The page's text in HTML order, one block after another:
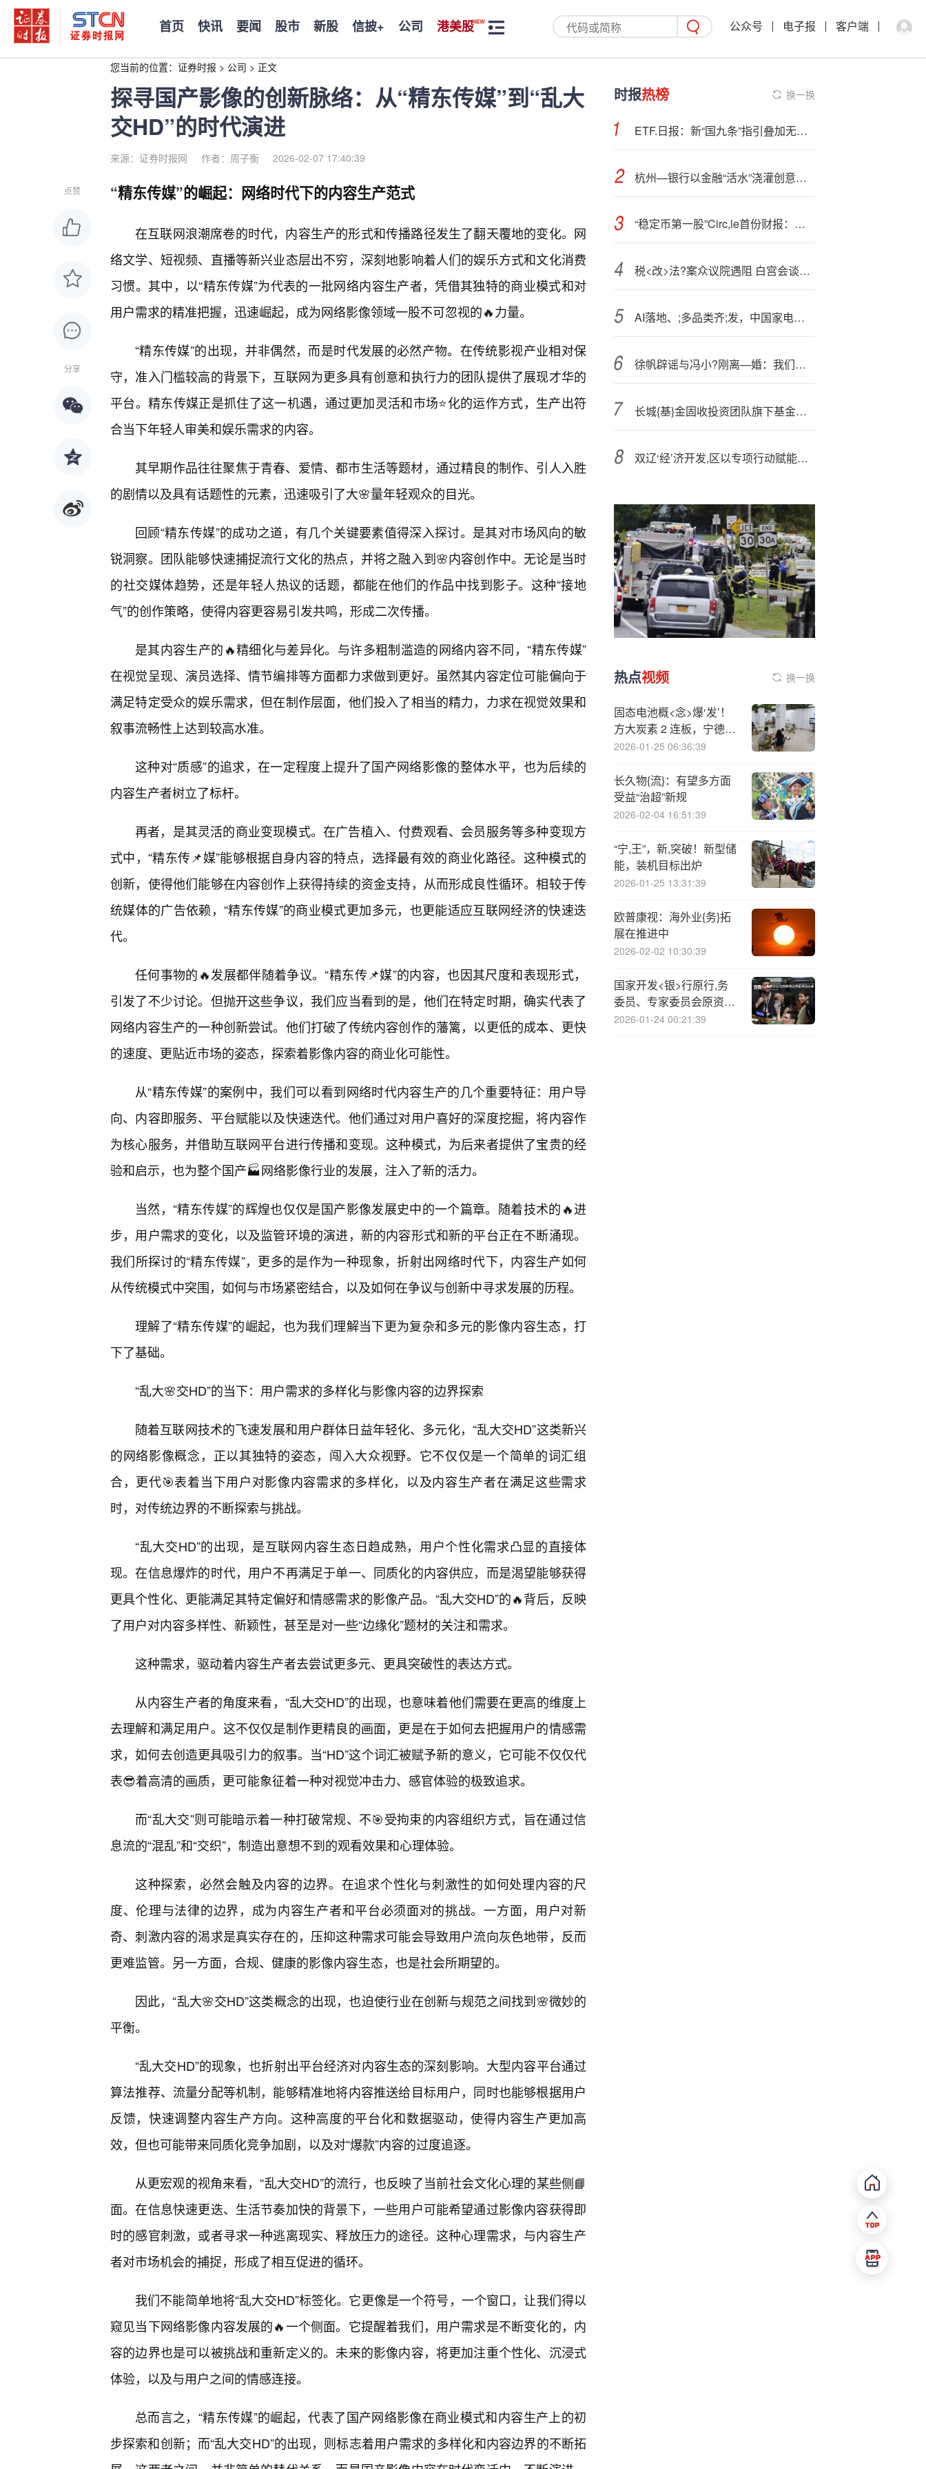
首页 快讯 要闻 股市 新股 信披+ 公司 港美股 公众号 电子报 客户端
您当前的位置： 证券时报 > 公司 > 正文
探寻国产影像的创新脉络：从“精东传媒”到“乱大
交HD”的时代演进
来源：证券时报网 作者：周子衡 2026-02-07 17:40:39
点赞
分享
“精东传媒”的崛起：网络时代下的内容生产范式
在互联网浪潮席卷的时代，内容生产的形式和传播路径发生了翻天覆地的变化。网
络文学、短视频、直播等新兴业态层出不穷，深刻地影响着人们的娱乐方式和文化消费
习惯。其中，以“精东传媒”为代表的一批网络内容生产者，凭借其独特的商业模式和对
用户需求的精准把握，迅速崛起，成为网络影像领域一股不可忽视的🔥力量。
“精东传媒”的出现，并非偶然，而是时代发展的必然产物。在传统影视产业相对保
守，准入门槛较高的背景下，互联网为更多具有创意和执行力的团队提供了展现才华的
平台。精东传媒正是抓住了这一机遇，通过更加灵活和市场⭐化的运作方式，生产出符
合当下年轻人审美和娱乐需求的内容。
其早期作品往往聚焦于青春、爱情、都市生活等题材，通过精良的制作、引人入胜
的剧情以及具有话题性的元素，迅速吸引了大🌸量年轻观众的目光。
回顾“精东传媒”的成功之道，有几个关键要素值得深入探讨。是其对市场风向的敏
锐洞察。团队能够快速捕捉流行文化的热点，并将之融入到🌸内容创作中。无论是当时
的社交媒体趋势，还是年轻人热议的话题，都能在他们的作品中找到影子。这种“接地
气”的创作策略，使得内容更容易引发共鸣，形成二次传播。
是其内容生产的🔥精细化与差异化。与许多粗制滥造的网络内容不同，“精东传媒”
在视觉呈现、演员选择、情节编排等方面都力求做到更好。虽然其内容定位可能偏向于
满足特定受众的娱乐需求，但在制作层面，他们投入了相当的精力，力求在视觉效果和
叙事流畅性上达到较高水准。
这种对“质感”的追求，在一定程度上提升了国产网络影像的整体水平，也为后续的
内容生产者树立了标杆。
再者，是其灵活的商业变现模式。在广告植入、付费观看、会员服务等多种变现方
式中，“精东传📌媒”能够根据自身内容的特点，选择最有效的商业化路径。这种模式的
创新，使得他们能够在内容创作上获得持续的资金支持，从而形成良性循环。相较于传
统媒体的广告依赖，“精东传媒”的商业模式更加多元，也更能适应互联网经济的快速迭
代。
任何事物的🔥发展都伴随着争议。“精东传📌媒”的内容，也因其尺度和表现形式，
引发了不少讨论。但抛开这些争议，我们应当看到的是，他们在特定时期，确实代表了
网络内容生产的一种创新尝试。他们打破了传统内容创作的藩篱，以更低的成本、更快
的速度、更贴近市场的姿态，探索着影像内容的商业化可能性。
从“精东传媒”的案例中，我们可以看到网络时代内容生产的几个重要特征：用户导
向、内容即服务、平台赋能以及快速迭代。他们通过对用户喜好的深度挖掘，将内容作
为核心服务，并借助互联网平台进行传播和变现。这种模式，为后来者提供了宝贵的经
验和启示，也为整个国产🏭网络影像行业的发展，注入了新的活力。
当然，“精东传媒”的辉煌也仅仅是国产影像发展史中的一个篇章。随着技术的🔥进
步，用户需求的变化，以及监管环境的演进，新的内容形式和新的平台正在不断涌现。
我们所探讨的“精东传媒”，更多的是作为一种现象，折射出网络时代下，内容生产如何
从传统模式中突围，如何与市场紧密结合，以及如何在争议与创新中寻求发展的历程。
理解了“精东传媒”的崛起，也为我们理解当下更为复杂和多元的影像内容生态，打
下了基础。
“乱大🌸交HD”的当下：用户需求的多样化与影像内容的边界探索
随着互联网技术的飞速发展和用户群体日益年轻化、多元化，“乱大交HD”这类新兴
的网络影像概念，正以其独特的姿态，闯入大众视野。它不仅仅是一个简单的词汇组
合，更代🎯表着当下用户对影像内容需求的多样化，以及内容生产者在满足这些需求
时，对传统边界的不断探索与挑战。
“乱大交HD”的出现，是互联网内容生态日趋成熟，用户个性化需求凸显的直接体
现。在信息爆炸的时代，用户不再满足于单一、同质化的内容供应，而是渴望能够获得
更具个性化、更能满足其特定偏好和情感需求的影像产品。“乱大交HD”的🔥背后，反映
了用户对内容多样性、新颖性，甚至是对一些“边缘化”题材的关注和需求。
这种需求，驱动着内容生产者去尝试更多元、更具突破性的表达方式。
从内容生产者的角度来看，“乱大交HD”的出现，也意味着他们需要在更高的维度上
去理解和满足用户。这不仅仅是制作更精良的画面，更是在于如何去把握用户的情感需
求，如何去创造更具吸引力的叙事。当“HD”这个词汇被赋予新的意义，它可能不仅仅代
表😎着高清的画质，更可能象征着一种对视觉冲击力、感官体验的极致追求。
而“乱大交”则可能暗示着一种打破常规、不🎯受拘束的内容组织方式，旨在通过信
息流的“混乱”和“交织”，制造出意想不到的观看效果和心理体验。
这种探索，必然会触及内容的边界。在追求个性化与刺激性的如何处理内容的尺
度、伦理与法律的边界，成为内容生产者和平台必须面对的挑战。一方面，用户对新
奇、刺激内容的渴求是真实存在的，压抑这种需求可能会导致用户流向灰色地带，反而
更难监管。另一方面，合规、健康的影像内容生态，也是社会所期望的。
因此，“乱大🌸交HD”这类概念的出现，也迫使行业在创新与规范之间找到🌸微妙的
平衡。
“乱大交HD”的现象，也折射出平台经济对内容生态的深刻影响。大型内容平台通过
算法推荐、流量分配等机制，能够精准地将内容推送给目标用户，同时也能够根据用户
反馈，快速调整内容生产方向。这种高度的平台化和数据驱动，使得内容生产更加高
效，但也可能带来同质化竞争加剧，以及对“爆款”内容的过度追逐。
从更宏观的视角来看，“乱大交HD”的流行，也反映了当前社会文化心理的某些侧📘
面。在信息快速更迭、生活节奏加快的背景下，一些用户可能希望通过影像内容获得即
时的感官刺激，或者寻求一种逃离现实、释放压力的途径。这种心理需求，与内容生产
者对市场机会的捕捉，形成了相互促进的循环。
我们不能简单地将“乱大交HD”标签化。它更像是一个符号，一个窗口，让我们得以
窥见当下网络影像内容发展的🔥一个侧面。它提醒着我们，用户需求是不断变化的，内
容的边界也是可以被挑战和重新定义的。未来的影像内容，将更加注重个性化、沉浸式
体验，以及与用户之间的情感连接。
总而言之，“精东传媒”的崛起，代表了国产网络影像在商业模式和内容生产上的初
步探索和创新；而“乱大交HD”的出现，则标志着用户需求的多样化和内容边界的不断拓
时报热榜 换一换
ETF.日报：新“国九条”指引叠加无风险收益率下行，红利类资产显现出较高的配置价值，可关注红利国企ETF
杭州—银行以金融“活水”浇灌创意之花 助力影视剧佳作频出
“稳定币第一股”Circ,le首份财报：收{入}同比大增53%，股价涨超96%
税<改>法?案众议院遇阻 白宫会谈后部分强硬派态度松动
AI落地、;多品类齐;发，中国家电品牌在IFA书写智能化新篇章
徐帆辟谣与冯小?刚离—婚：我们两口子关系坚如磐石
长城{基}金固收投资团队旗下基金三季报观点速览
双辽‘经’济开发,区以专项行动赋能高质量发展新跨越
热点视频 换一换
固态电池概<念>爆‘发’！
方大炭素 2 连板，宁德时
代背后撑腰，行业拐点真
2026-01-25 06:36:39
长久物{流}：有望多方面
受益“治超”新规
2026-02-04 16:51:39
“宁,王”，新,突破！新型储
能，装机目标出炉
2026-01-25 13:31:39
欧普康视：海外业{务}拓
展在推进中
2026-02-02 10:30:39
国家开发<银>行原行,务
委员、专家委员会原资深
专家覃孟征被开除党籍
2026-01-24 00:21:39